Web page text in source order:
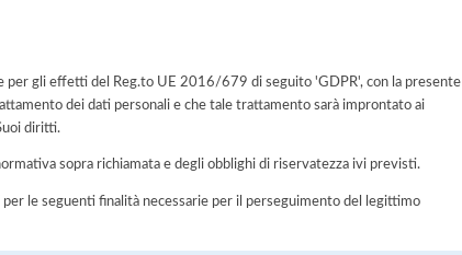
per gli effetti del Reg.to UE 2016/679 di seguito 'GDPR', con la presente
dei dati personali e che tale trattamento sarà improntato ai
diritti.
sopra richiamata e degli obblighi di riservatezza ivi previsti.
le seguenti finalità necessarie per il perseguimento del legittimo